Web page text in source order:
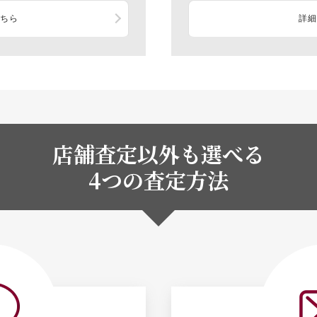
ら 詳
店舗査定以外も選べる
4つの査定方法